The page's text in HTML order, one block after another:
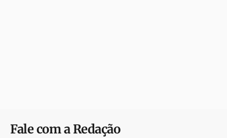
Fale com a Redação